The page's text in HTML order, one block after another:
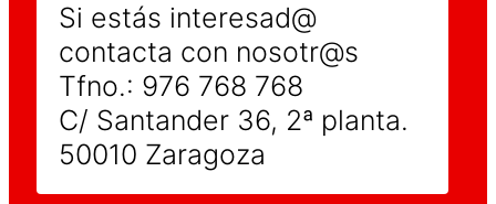
Si estás interesad@
contacta con nosotr@s
Tfno.: 976 768 768
C/ Santander 36, 2ª planta.
50010 Zaragoza